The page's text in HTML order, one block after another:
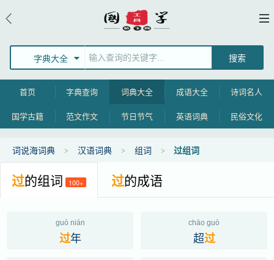
字典大全
首页 字典查询 词典大全 成语大全 诗词名人
国学古籍 范文作文 节日节气 英语词典 民俗文化
词说海词典 汉语词典 组词 过组词
过的组词 100+ 过的成语
guò nián
过年
chāo guò
超过